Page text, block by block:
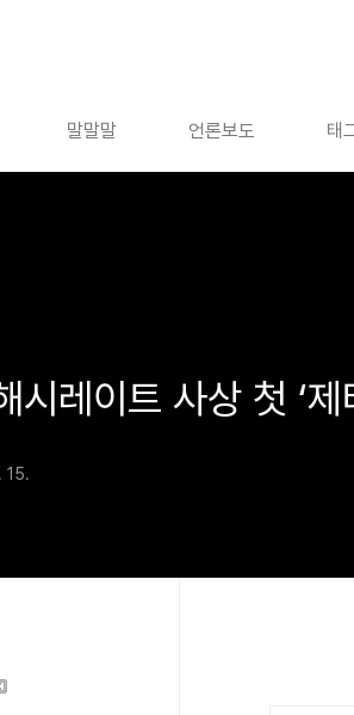
말말말 언론보도 태
시레이트 사상 첫 ‘
15.